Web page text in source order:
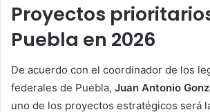
Proyectos
Puebla en 2026
De acuerdo con el coordinador de los
federales de Puebla, Juan Antonio
uno de los proyectos estratégicos será